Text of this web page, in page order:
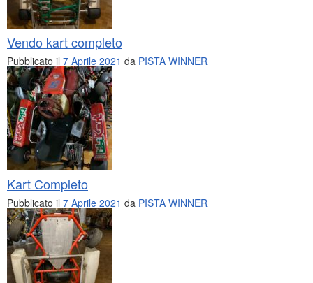
Vendo kart completo
Pubblicato il 7 Aprile 2021 da PISTA WINNER
Kart Completo
Pubblicato il 7 Aprile 2021 da PISTA WINNER